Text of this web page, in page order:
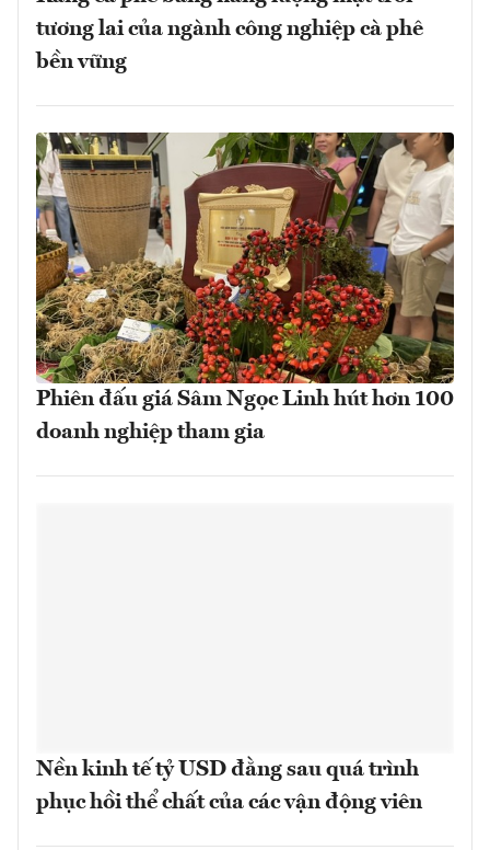
tương lai của ngành công nghiệp cà phê
bền vững
Phiên đấu giá Sâm Ngọc Linh hút hơn 100
doanh nghiệp tham gia
Nền kinh tế tỷ USD đằng sau quá trình
phục hồi thể chất của các vận động viên